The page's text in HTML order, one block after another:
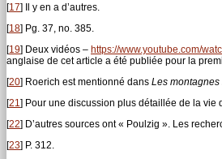
[17] Il y en a d’autres.
[18] Pg. 37, no. 385.
[19] Deux vidéos – https://www.youtube.com/
anglaise de cet article a été publiée pour la
[20] Roerich est mentionné dans Les
[21] Pour une discussion plus détaillée de la vie
[22] D’autres sources ont « Poulzig ». Les
[23] P. 312.